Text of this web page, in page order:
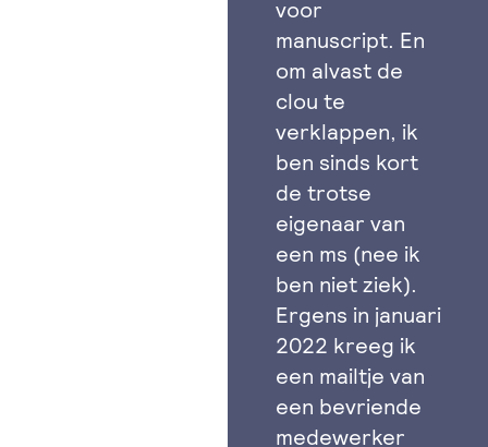
voor
manuscript. En
om alvast de
clou te
verklappen, ik
ben sinds kort
de trotse
eigenaar van
een ms (nee ik
ben niet ziek).
Ergens in januari
2022 kreeg ik
een mailtje van
een bevriende
medewerker